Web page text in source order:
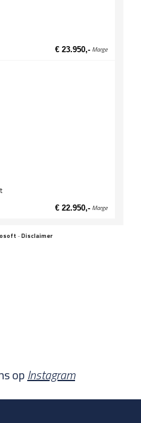
€ 23.950,- Marge
€ 22.950,- Marge
-Disclaimer
opInstagram